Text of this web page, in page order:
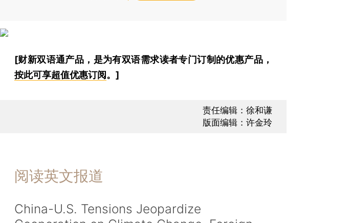
[财新双语通产品，是为有双语需求读者专门订制的优惠产品，
按此可享超值优惠订阅。]
责任编辑：徐和谦
版面编辑：许金玲
阅读英文报道
China-U.S. Tensions Jeopardize